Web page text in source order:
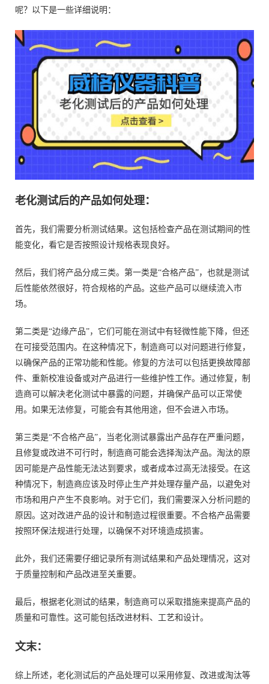
呢？以下是一些详细说明：
老化测试后的产品如何处理：
首先，我们需要分析测试结果。这包括检查产品在测试期间的性
能变化，看它是否按照设计规格表现良好。
然后，我们将产品分成三类。第一类是“合格产品”，也就是测试
后性能依然很好，符合规格的产品。这些产品可以继续流入市
场。
第二类是“边缘产品”，它们可能在测试中有轻微性能下降，但还
在可接受范围内。在这种情况下，制造商可以对问题进行修复，
以确保产品的正常功能和性能。修复的方法可以包括更换故障部
件、重新校准设备或对产品进行一些维护性工作。通过修复，制
造商可以解决老化测试中暴露的问题，并确保产品可以正常使
用。如果无法修复，可能会有其他用途，但不会进入市场。
第三类是“不合格产品”，当老化测试暴露出产品存在严重问题，
且修复或改进不可行时，制造商可能会选择淘汰产品。淘汰的原
因可能是产品性能无法达到要求，或者成本过高无法接受。在这
种情况下，制造商应该及时停止生产并处理存量产品，以避免对
市场和用户产生不良影响。对于它们，我们需要深入分析问题的
原因。这对改进产品的设计和制造过程很重要。不合格产品需要
按照环保法规进行处理，以确保不对环境造成损害。
此外，我们还需要仔细记录所有测试结果和产品处理情况，这对
于质量控制和产品改进至关重要。
最后，根据老化测试的结果，制造商可以采取措施来提高产品的
质量和可靠性。这可能包括改进材料、工艺和设计。
文末：
综上所述，老化测试后的产品处理可以采用修复、改进或淘汰等